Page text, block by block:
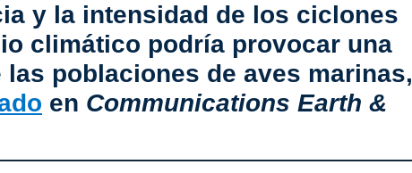
y la intensidad de los ciclones
climático podría provocar una
poblaciones de aves marinas,
en Communications Earth &